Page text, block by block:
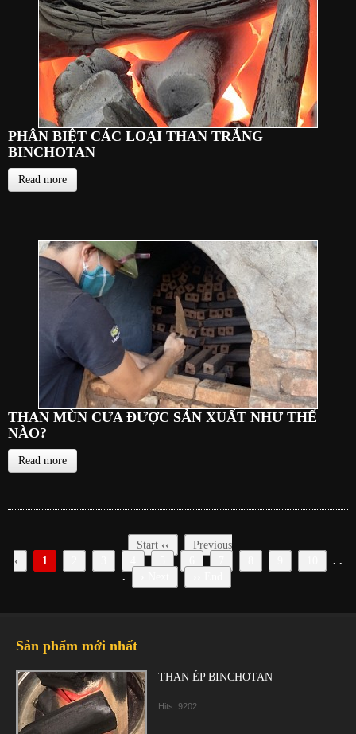
PHÂN BIỆT CÁC LOẠI THAN TRẮNG
BINCHOTAN
Read more
THAN MÙN CƯA ĐƯỢC SẢN XUẤT NHƯ THẾ
NÀO?
Read more
Start ‹‹
Previous
‹
1
. .
.
Sản phẩm mới nhất
THAN ÉP BINCHOTAN
Hits: 9202